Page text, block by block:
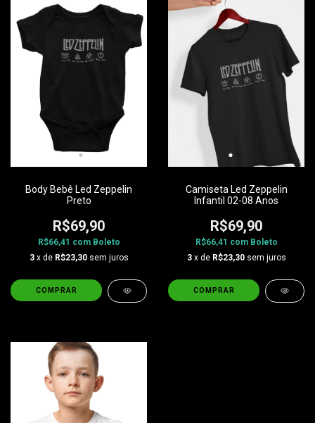
Body Bebê Led Zeppelin
Preto
R$69,90
R$66,41 com Boleto
3 x de R$23,30 sem juros
COMPRAR
Camiseta Led Zeppelin
Infantil 02-08 Anos
R$69,90
R$66,41 com Boleto
3 x de R$23,30 sem juros
COMPRAR